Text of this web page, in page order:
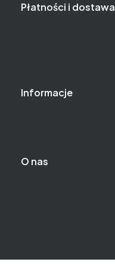
Płatności i dostawa
Informacje
O nas